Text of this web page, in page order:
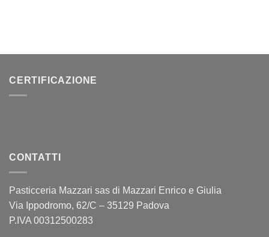
CERTIFICAZIONE
CONTATTI
Pasticceria Mazzari sas di Mazzari Enrico e Giulia
Via Ippodromo, 62/C – 35129 Padova
P.IVA 00312500283